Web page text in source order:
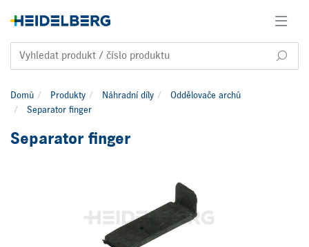
Domů Produkty Náhradní díly
Oddělovače archů
Separator finger
Separator finger